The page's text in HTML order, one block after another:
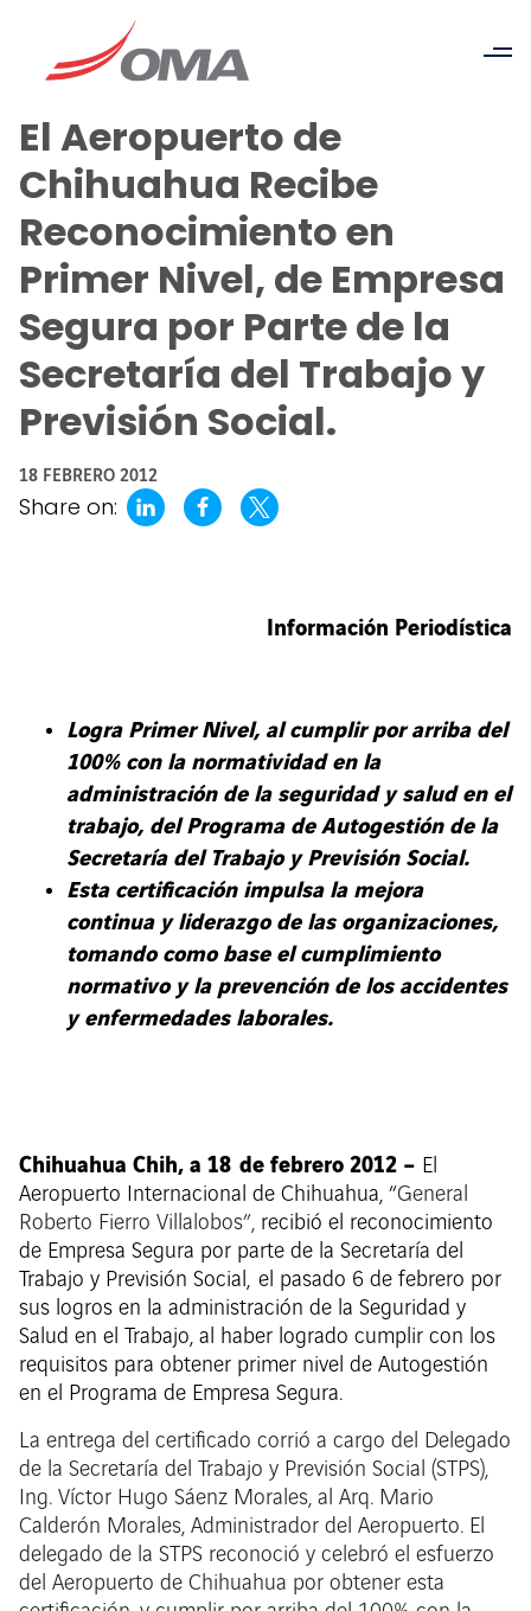
El Aeropuerto de
Chihuahua Recibe
Reconocimiento en
Primer Nivel, de Empresa
Segura por Parte de la
Secretaría del Trabajo y
Previsión Social.
18 FEBRERO 2012
Share on:
Información Periodística
Logra Primer Nivel, al cumplir por arriba del
100% con la normatividad en la
administración de la seguridad y salud en el
trabajo, del Programa de Autogestión de la
Secretaría del Trabajo y Previsión Social.
Esta certificación impulsa la mejora
continua y liderazgo de las organizaciones,
tomando como base el cumplimiento
normativo y la prevención de los accidentes
y enfermedades laborales.
Chihuahua Chih, a 18 de febrero 2012 – El
Aeropuerto Internacional de Chihuahua, “General
Roberto Fierro Villalobos”, recibió el reconocimiento
de Empresa Segura por parte de la Secretaría del
Trabajo y Previsión Social, el pasado 6 de febrero por
sus logros en la administración de la Seguridad y
Salud en el Trabajo, al haber logrado cumplir con los
requisitos para obtener primer nivel de Autogestión
en el Programa de Empresa Segura.
La entrega del certificado corrió a cargo del Delegado
de la Secretaría del Trabajo y Previsión Social (STPS),
Ing. Víctor Hugo Sáenz Morales, al Arq. Mario
Calderón Morales, Administrador del Aeropuerto. El
delegado de la STPS reconoció y celebró el esfuerzo
del Aeropuerto de Chihuahua por obtener esta